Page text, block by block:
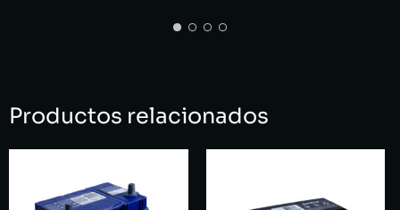
Productos relacionados